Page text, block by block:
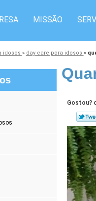
MISSÃO
idosos » day care para idosos »
Gostou?